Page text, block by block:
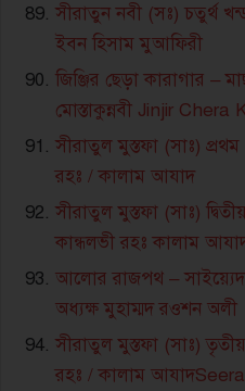
সীরাতুন নবী (সঃ) চতুর্থ
ইবন হিসাম মুআফিরী
জিঞ্জির ছেড়া কারাগার –
মোস্তাকুন্নবী Jinjir Chera
সীরাতুল মুস্তফা (সাঃ)
রহঃ / কালাম আযাদ
সীরাতুল মুস্তফা (সাঃ)
কান্ধলভী রহঃ কালাম
আলোর রাজপথ –
অধ্যক্ষ মুহাম্মদ রওশন অলী
সীরাতুল মুস্তফা (সাঃ)
রহঃ / কালাম